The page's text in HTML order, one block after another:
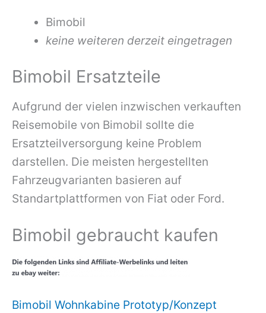
Bimobil
keine weiteren derzeit eingetragen
Bimobil Ersatzteile
Aufgrund der vielen inzwischen verkauften
Reisemobile von Bimobil sollte die
Ersatzteilversorgung keine Problem
darstellen. Die meisten hergestellten
Fahrzeugvarianten basieren auf
Standartplattformen von Fiat oder Ford.
Bimobil gebraucht kaufen
Bimobil Wohnkabine Prototyp/Konzept